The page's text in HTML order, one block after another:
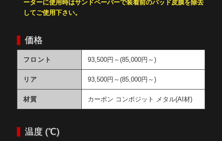
ーターに使用時はサンドペーパーで装着前のパッド皮膜を除去
してご使用下さい。
価格
フロント 93,500円～(85,000円～)
リア 93,500円～(85,000円～)
材質 カーボン コンポジット メタル(AI材)
温度 (℃)